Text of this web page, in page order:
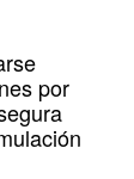
por